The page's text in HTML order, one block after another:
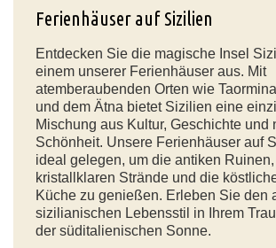
Ferienhäuser auf Sizilien
Entdecken Sie die magische Insel
einem unserer Ferienhäuser aus. Mit
atemberaubenden Orten wie
und dem Ätna bietet Sizilien eine
Mischung aus Kultur, Geschichte und
Schönheit. Unsere Ferienhäuser auf
ideal gelegen, um die antiken
kristallklaren Strände und die
Küche zu genießen. Erleben Sie den
sizilianischen Lebensstil in Ihrem
der süditalienischen Sonne.